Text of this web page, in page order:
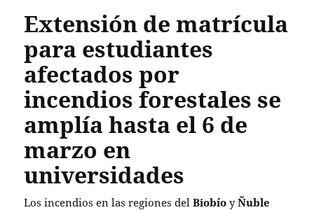
Extensión de matrícula
para estudiantes
afectados por
incendios forestales se
amplía hasta el 6 de
marzo en
universidades
Los incendios en las regiones delBiobío yÑuble